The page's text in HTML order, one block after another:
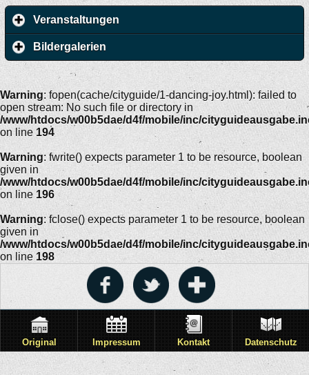
Veranstaltungen
Bildergalerien
Warning: fopen(cache/cityguide/1-dancing-joy.html): failed to
open stream: No such file or directory in
/www/htdocs/w00b5dae/d4f/mobile/inc/
on line 194
Warning: fwrite() expects parameter 1 to be resource, boolean
given in
/www/htdocs/w00b5dae/d4f/mobile/inc/
on line 196
Warning: fclose() expects parameter 1 to be resource, boolean
given in
/www/htdocs/w00b5dae/d4f/mobile/inc/
on line 198
Original Impressum Kontakt Datenschutz